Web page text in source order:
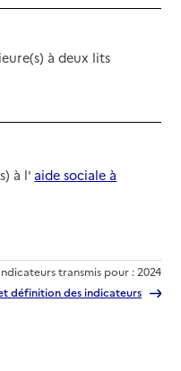
à deux lits
à l' aide sociale à
transmis pour : 2024
définition des indicateurs